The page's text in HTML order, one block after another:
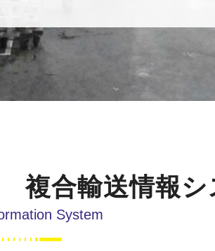
複合輸送情報シ
System